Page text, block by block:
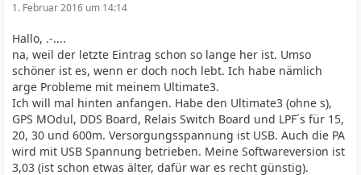
1. Februar 2016 um 14:14
Hallo, .-....
na, weil der letzte Eintrag schon so lange her ist. Umso
schöner ist es, wenn er doch noch lebt. Ich habe nämlich
arge Probleme mit meinem Ultimate3.
Ich will mal hinten anfangen. Habe den Ultimate3 (ohne s),
GPS MOdul, DDS Board, Relais Switch Board und LPF´s für 15,
20, 30 und 600m. Versorgungsspannung ist USB. Auch die PA
wird mit USB Spannung betrieben. Meine Softwareversion ist
3,03 (ist schon etwas älter, dafür war es recht günstig).